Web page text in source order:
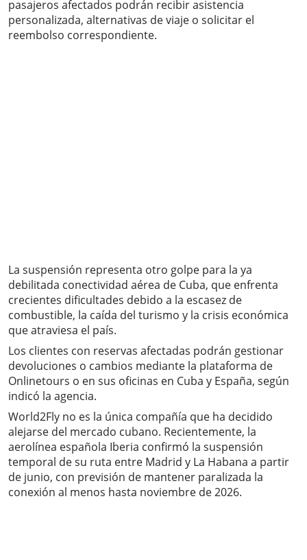
pasajeros afectados podrán recibir asistencia
personalizada, alternativas de viaje o solicitar el
reembolso correspondiente.
La suspensión representa otro golpe para la ya
debilitada conectividad aérea de Cuba, que enfrenta
crecientes dificultades debido a la escasez de
combustible, la caída del turismo y la crisis económica
que atraviesa el país.
Los clientes con reservas afectadas podrán gestionar
devoluciones o cambios mediante la plataforma de
Onlinetours o en sus oficinas en Cuba y España, según
indicó la agencia.
World2Fly no es la única compañía que ha decidido
alejarse del mercado cubano. Recientemente, la
aerolínea española Iberia confirmó la suspensión
temporal de su ruta entre Madrid y La Habana a partir
de junio, con previsión de mantener paralizada la
conexión al menos hasta noviembre de 2026.